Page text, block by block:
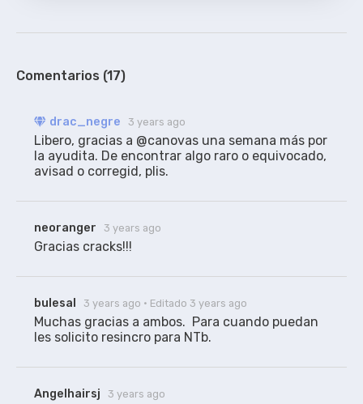
versión
NTb
ETHEL (2160p)
RESINCRONIZADO marilynbrown2
Comentarios (17)
drac_negre 3 years ago
Libero, gracias a @canovas una semana más por
la ayudita. De encontrar algo raro o equivocado,
avisad o corregid, plis.
neoranger 3 years ago
Gracias cracks!!!
bulesal 3 years ago · Editado 3 years ago
Muchas gracias a ambos.  Para cuando puedan
les solicito resincro para NTb.
Angelhairsj 3 years ago